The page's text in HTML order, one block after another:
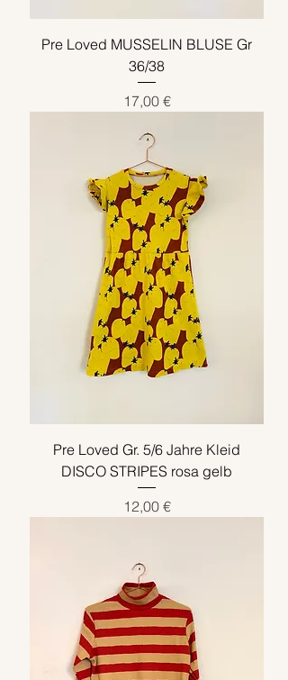
Pre Loved MUSSELIN BLUSE Gr
36/38
Preis
17,00 €
Pre Loved Gr. 5/6 Jahre Kleid
DISCO STRIPES rosa gelb
Preis
12,00 €